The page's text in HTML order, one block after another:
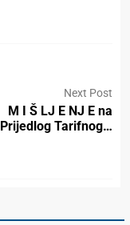
Next Post
M I Š LJ E NJ E na
Prijedlog Tarifnog…